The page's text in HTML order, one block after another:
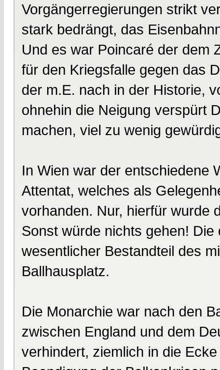
Vorgängerregierungen strikt
stark bedrängt, das
Und es war Poincaré der dem
für den Kriegsfalle gegen das
der m.E. nach in der Historie,
ohnehin die Neigung verspürt
machen, viel zu wenig
In Wien war der entschiedene
Attentat, welches als
vorhanden. Nur, hierfür wurde
Sonst würde nichts gehen!
wesentlicher Bestandteil des
Ballhausplatz.
Die Monarchie war nach den
zwischen England und dem
verhindert, ziemlich in die